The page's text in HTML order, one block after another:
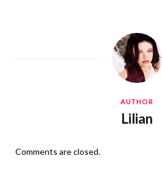
AUTHOR
Lilian
Comments are closed.